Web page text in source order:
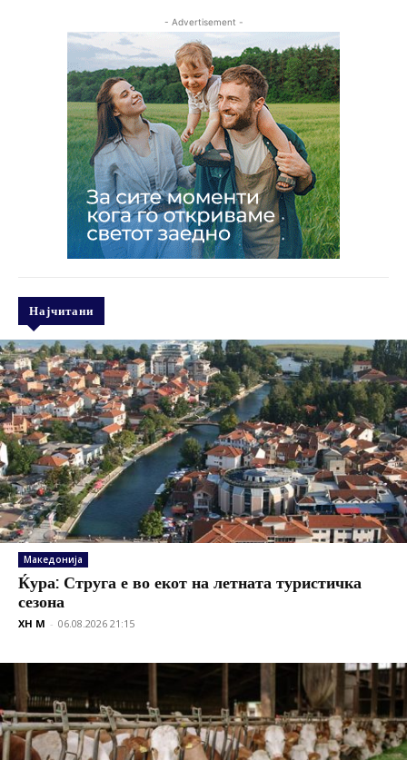
- Advertisement -
Најчитани
Македонија
Ќура: Струга е во екот на летната туристичка
сезона
XH M - 06.08.2026 21:15